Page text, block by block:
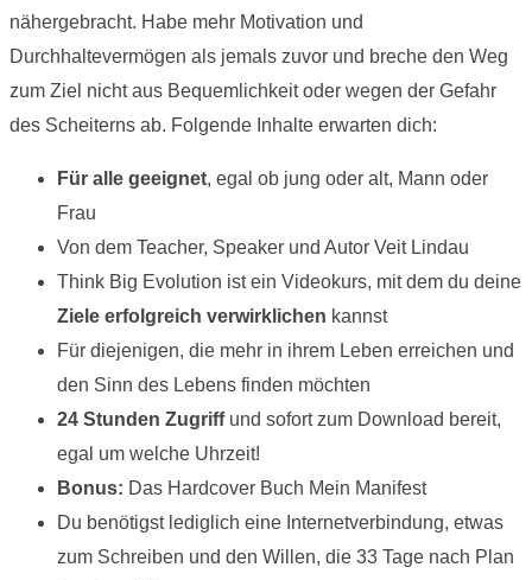
nähergebracht. Habe mehr Motivation und
Durchhaltevermögen als jemals zuvor und breche den Weg
zum Ziel nicht aus Bequemlichkeit oder wegen der Gefahr
des Scheiterns ab. Folgende Inhalte erwarten dich:
Für alle geeignet, egal ob jung oder alt, Mann oder
Frau
Von dem Teacher, Speaker und Autor Veit Lindau
Think Big Evolution ist ein Videokurs, mit dem du deine
Ziele erfolgreich verwirklichen kannst
Für diejenigen, die mehr in ihrem Leben erreichen und
den Sinn des Lebens finden möchten
24 Stunden Zugriffund sofort zum Download bereit,
egal um welche Uhrzeit!
Bonus: Das Hardcover Buch Mein Manifest
Du benötigst lediglich eine Internetverbindung, etwas
zum Schreiben und den Willen, die 33 Tage nach Plan